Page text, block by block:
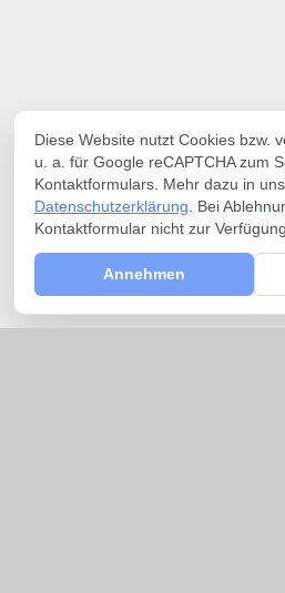
Diese Website nutzt Cookies bzw.
u. a. für Google reCAPTCHA zum
Kontaktformulars. Mehr dazu in
Datenschutzerklärung . Bei
Kontaktformular nicht zur Verfügung.
Annehmen